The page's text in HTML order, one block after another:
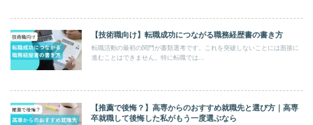
【技術職向け】転職成功につながる職務経歴書の書き方
転職活動の最初の関門が書類選考です。これを突破しないことには面接に
進むことはできません。特に転職では...
【推薦で後悔？】高専からのおすすめ就職先と選び方｜高専
卒就職して後悔した私がもう一度選ぶなら